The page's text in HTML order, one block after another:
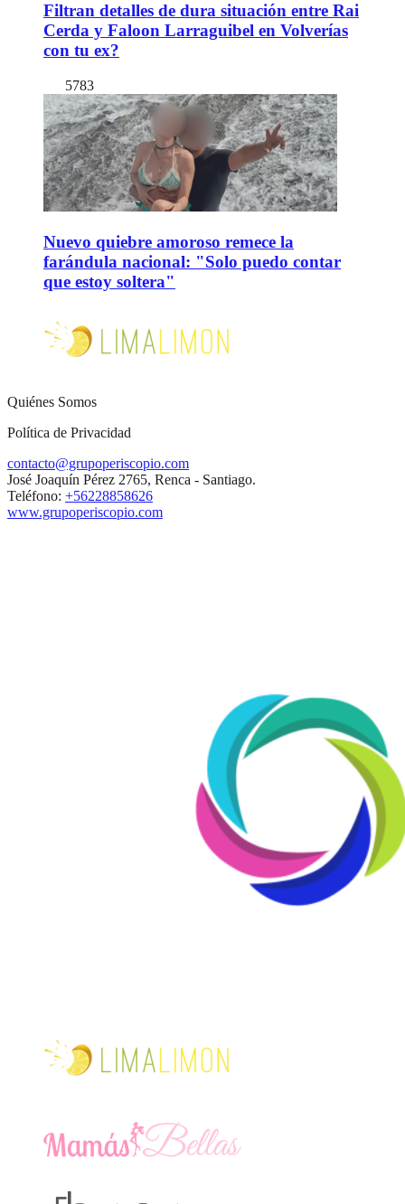
Filtran detalles de dura situación entre Rai
Cerda y Faloon Larraguibel en Volverías
con tu ex?
5783
Nuevo quiebre amoroso remece la
farándula nacional: "Solo puedo contar
que estoy soltera"
Quiénes Somos
Política de Privacidad
contacto@grupoperiscopio.com
José Joaquín Pérez 2765, Renca - Santiago.
Teléfono: +56228858626
www.grupoperiscopio.com